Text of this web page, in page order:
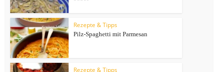
Rezepte & Tipps
Pilz-Spaghetti mit Parmesan
Rezepte & Tipps